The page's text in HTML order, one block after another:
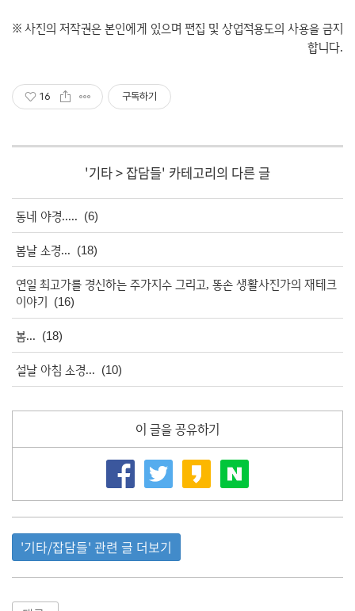
※ 사진의 저작권은 본인에게 있으며 편집 및 상업적용도의 사용을 금지
합니다.
16 구독하기
'기타> 잡담들' 카테고리의 다른 글
동네 야경..... (6)
봄날 소경... (18)
연일 최고가를 경신하는 주가지수 그리고, 똥손 생활사진가의 재테크
이야기 (16)
봄... (18)
설날 아침 소경... (10)
이 글을 공유하기
'기타/잡담들' 관련 글 더보기